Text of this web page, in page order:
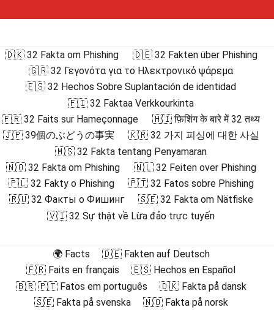
🇩🇰 32 Fakta om Phishing
🇩🇪 32 Fakten über Phishing
🇬🇷 32 Γεγονότα για το Ηλεκτρονικό ψάρεμα
🇪🇸 32 Hechos Sobre Suplantación de identidad
🇫🇮 32 Faktaa Verkkourkinta
🇫🇷 32 Faits sur Hameçonnage
🇭🇮 फ़िशिंग के बारे में 32 तथ्य
🇯🇵 39個のぶどうの事実
🇰🇷 32 가지 피싱에 대한 사실
🇲🇸 32 Fakta tentang Penyamaran
🇳🇴 32 Fakta om Phishing
🇳🇱 32 Feiten over Phishing
🇵🇱 32 Fakty o Phishing
🇵🇹 32 Fatos sobre Phishing
🇷🇺 32 Факты о Фишинг
🇸🇪 32 Fakta om Nätfiske
🇻🇮 32 Sự thật về Lừa đảo trực tuyến
🌍 Facts
🇩🇪 Fakten auf Deutsch
🇫🇷 Faits en français
🇪🇸 Hechos en Español
🇧🇷 🇵🇹 Fatos em português
🇩🇰 Fakta på dansk
🇸🇪 Fakta på svenska
🇳🇴 Fakta på norsk